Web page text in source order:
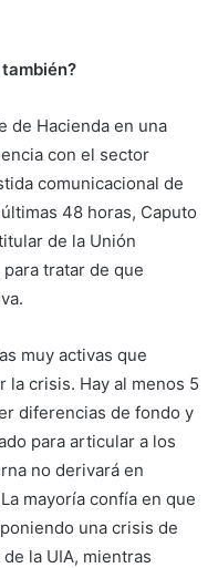
de Hacienda en una
con el sector
comunicacional de
48 horas, Caputo
de la Unión
tratar de que
muy activas que
crisis. Hay al menos 5
diferencias de fondo y
para articular a los
no derivará en
mayoría confía en que
una crisis de
la UIA, mientras